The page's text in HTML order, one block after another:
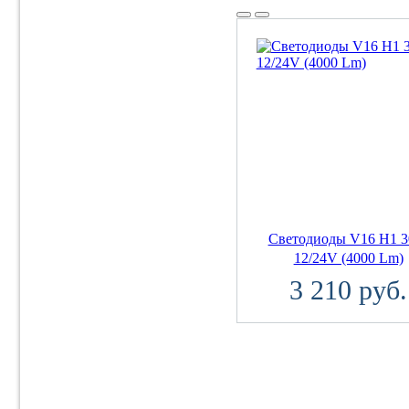
Светодиоды V16 H1
12/24V (4000 Lm)
3 210 руб.